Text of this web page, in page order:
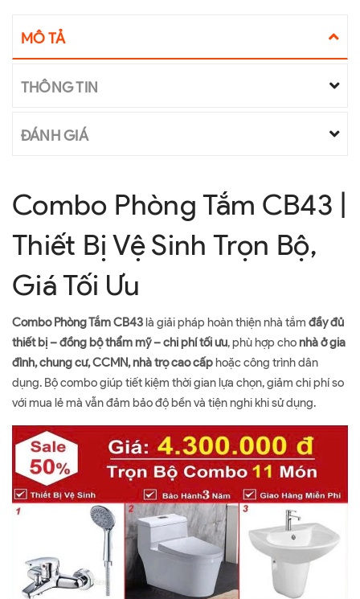
MÔ TẢ
THÔNG TIN
ĐÁNH GIÁ
Combo Phòng Tắm CB43 |
Thiết Bị Vệ Sinh Trọn Bộ,
Giá Tối Ưu
Combo Phòng Tắm CB43là giải pháp hoàn thiện nhà tắm đầy đủ
thiết bị – đồng bộ thẩm mỹ – chi phí tối ưu, phù hợp chonhà ở gia
đình, chung cư, CCMN, nhà trọ cao cấphoặc công trình dân
dụng. Bộ combo giúp tiết kiệm thời gian lựa chọn, giảm chi phí so
với mua lẻ mà vẫn đảm bảo độ bền và tiện nghi khi sử dụng.